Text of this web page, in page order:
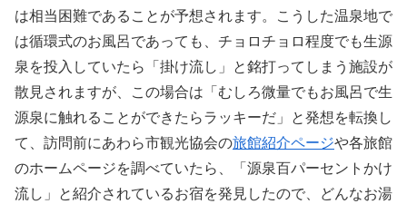
は相当困難であることが予想されます。こうした温泉地で
は循環式のお風呂であっても、チョロチョロ程度でも生源
泉を投入していたら「掛け流し」と銘打ってしまう施設が
散見されますが、この場合は「むしろ微量でもお風呂で生
源泉に触れることができたらラッキーだ」と発想を転換し
て、訪問前にあわら市観光協会の旅館紹介ページや各旅館
のホームページを調べていたら、「源泉百パーセントかけ
流し」と紹介されているお宿を発見したので、どんなお湯